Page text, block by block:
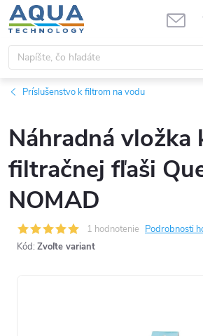
Prejsť
na
obsah
Príslušenstvo k filtrom na vodu
Náhradná vložka
filtračnej fľaši
NOMAD
1 hodnotenie Podrobnosti
Kód: Zvoľte variant